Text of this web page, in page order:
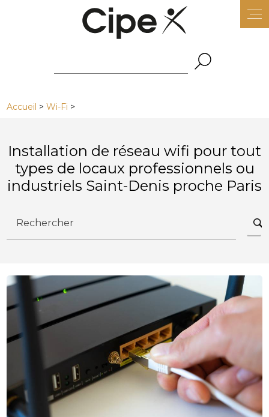
Accueil >Wi-Fi >
Installation de réseau wifi pour tout
types de locaux professionnels ou
industriels Saint-Denis proche Paris
Rechercher
Panneau de gestion des cookies